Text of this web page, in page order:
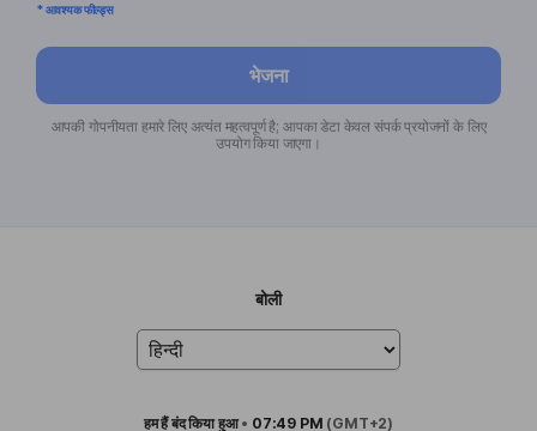
* आवश्यक फील्ड्स
भेजना
आपकी गोपनीयता हमारे लिए अत्यंत महत्वपूर्ण है; आपका डेटा केवल संपर्क प्रयोजनों के लिए
उपयोग किया जाएगा।
बोली
हम हैंबंद किया हुआ • 07:49 PM (GMT+2)